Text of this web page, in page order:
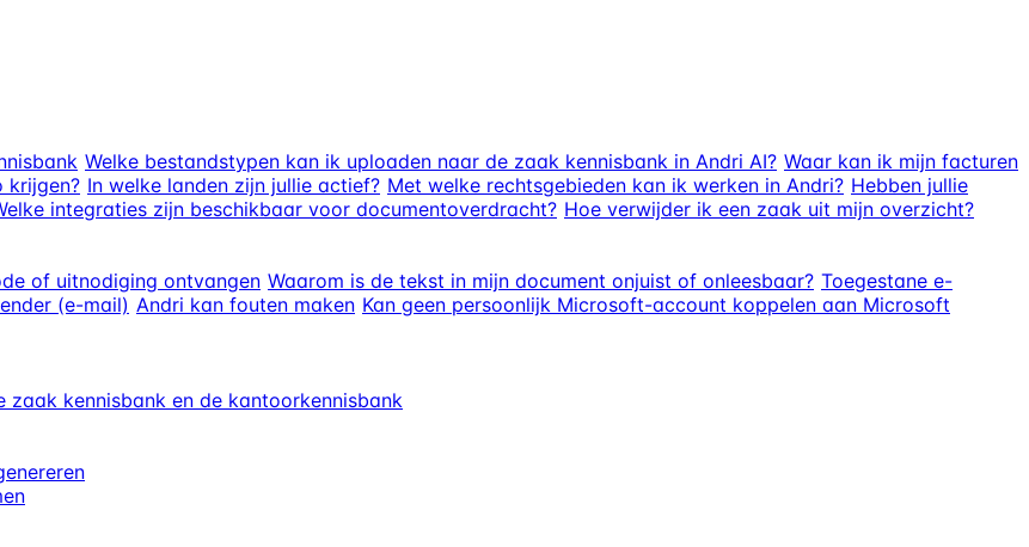
Welke bestandstypen kan ik uploaden naar de zaak kennisbank in Andri AI? Waar kan ik mijn facturen
krijgen? In welke landen zijn jullie actief? Met welke rechtsgebieden kan ik werken in Andri? Hebben jullie
integraties zijn beschikbaar voor documentoverdracht? Hoe verwijder ik een zaak uit mijn overzicht?
of uitnodiging ontvangen Waarom is de tekst in mijn document onjuist of onleesbaar? Toegestane e-
(e-mail) Andri kan fouten maken Kan geen persoonlijk Microsoft-account koppelen aan Microsoft
zaak kennisbank en de kantoorkennisbank